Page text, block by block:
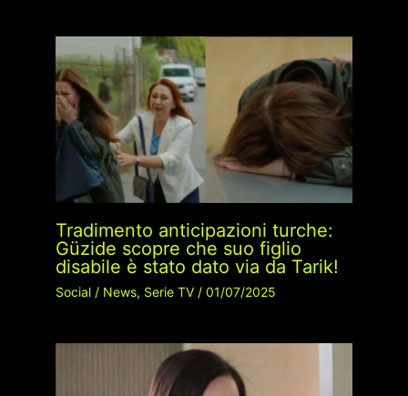
Tradimento anticipazioni turche:
Güzide scopre che suo figlio
disabile è stato dato via da Tarik!
Social/ News, Serie TV/ 01/07/2025